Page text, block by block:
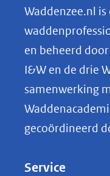
n
o
p
k
e
Waddenzee.nl
en beheerd
I&W en de drie
samenwerking
gecoördineerd
Service